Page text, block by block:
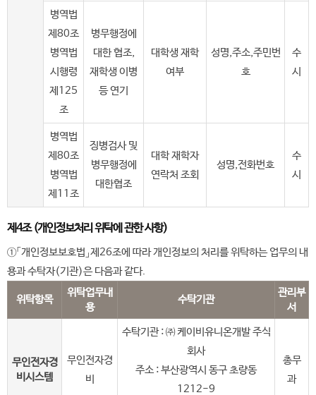
병역법
제80조
병역법
시행령
제125
조
병무행정에
대한 협조,
재학생 이병
등 연기
대학생 재학
여부
성명,주소,주민번
호
수
시
병역법
제80조
병역법
제11조
징병검사 및
병무행정에
대한협조
대학 재학자
연락처 조회
성명,전화번호
수
시
제4조 (개인정보처리 위탁에 관한 사항)
①「개인정보보호법」제26조에 따라 개인정보의 처리를 위탁하는 업무의 내
용과 수탁자(기관)은 다음과 같다.
위탁항목
위탁업무내
용
수탁기관
관리부
서
무인전자경
비시스템
무인전자경
비
수탁기관 : ㈜ 케이비유니온개발 주식
회사
주소 : 부산광역시 동구 초량동
1212-9
총무
과